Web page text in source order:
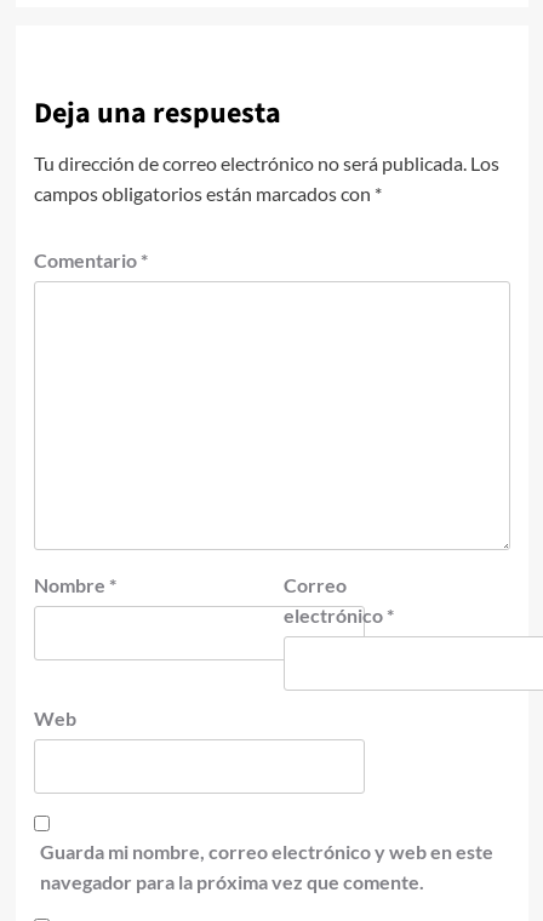
Deja una respuesta
Tu dirección de correo electrónico no será publicada. Los
campos obligatorios están marcados con *
Comentario *
Nombre *
Correo
electrónico *
Web
Guarda mi nombre, correo electrónico y web en este
navegador para la próxima vez que comente.